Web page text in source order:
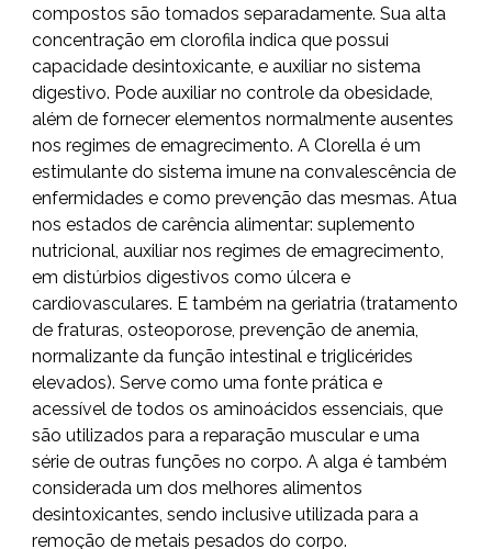
compostos são tomados separadamente. Sua alta
concentração em clorofila indica que possui
capacidade desintoxicante, e auxiliar no sistema
digestivo. Pode auxiliar no controle da obesidade,
além de fornecer elementos normalmente ausentes
nos regimes de emagrecimento. A Clorella é um
estimulante do sistema imune na convalescência de
enfermidades e como prevenção das mesmas. Atua
nos estados de carência alimentar: suplemento
nutricional, auxiliar nos regimes de emagrecimento,
em distúrbios digestivos como úlcera e
cardiovasculares. E também na geriatria (tratamento
de fraturas, osteoporose, prevenção de anemia,
normalizante da função intestinal e triglicérides
elevados). Serve como uma fonte prática e
acessível de todos os aminoácidos essenciais, que
são utilizados para a reparação muscular e uma
série de outras funções no corpo. A alga é também
considerada um dos melhores alimentos
desintoxicantes, sendo inclusive utilizada para a
remoção de metais pesados do corpo.